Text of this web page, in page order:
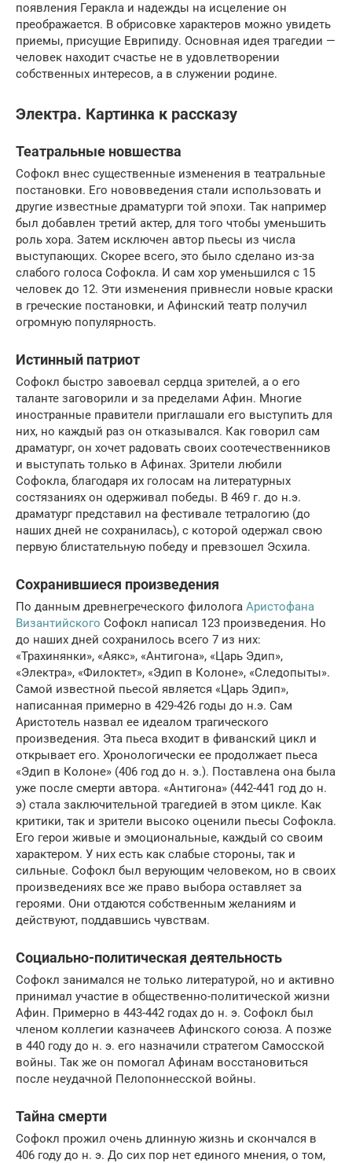
появления Геракла и надежды на исцеление он
преображается. В обрисовке характеров можно увидеть
приемы, присущие Еврипиду. Основная идея трагедии —
человек находит счастье не в удовлетворении
собственных интересов, а в служении родине.
Электра. Картинка к рассказу
Театральные новшества
Софокл внес существенные изменения в театральные
постановки. Его нововведения стали использовать и
другие известные драматурги той эпохи. Так например
был добавлен третий актер, для того чтобы уменьшить
роль хора. Затем исключен автор пьесы из числа
выступающих. Скорее всего, это было сделано из-за
слабого голоса Софокла. И сам хор уменьшился с 15
человек до 12. Эти изменения привнесли новые краски
в греческие постановки, и Афинский театр получил
огромную популярность.
Истинный патриот
Софокл быстро завоевал сердца зрителей, а о его
таланте заговорили и за пределами Афин. Многие
иностранные правители приглашали его выступить для
них, но каждый раз он отказывался. Как говорил сам
драматург, он хочет радовать своих соотечественников
и выступать только в Афинах. Зрители любили
Софокла, благодаря их голосам на литературных
состязаниях он одерживал победы. В 469 г. до н.э.
драматург представил на фестивале тетралогию (до
наших дней не сохранилась), с которой одержал свою
первую блистательную победу и превзошел Эсхила.
Сохранившиеся произведения
По данным древнегреческого филолога Аристофана
Византийского Софокл написал 123 произведения. Но
до наших дней сохранилось всего 7 из них:
«Трахинянки», «Аякс», «Антигона», «Царь Эдип»,
«Электра», «Филоктет», «Эдип в Колоне», «Следопыты».
Самой известной пьесой является «Царь Эдип»,
написанная примерно в 429-426 годы до н.э. Сам
Аристотель назвал ее идеалом трагического
произведения. Эта пьеса входит в фиванский цикл и
открывает его. Хронологически ее продолжает пьеса
«Эдип в Колоне» (406 год до н. э.). Поставлена она была
уже после смерти автора. «Антигона» (442-441 год до н.
э) стала заключительной трагедией в этом цикле. Как
критики, так и зрители высоко оценили пьесы Софокла.
Его герои живые и эмоциональные, каждый со своим
характером. У них есть как слабые стороны, так и
сильные. Софокл был верующим человеком, но в своих
произведениях все же право выбора оставляет за
героями. Они отдаются собственным желаниям и
действуют, поддавшись чувствам.
Социально-политическая деятельность
Софокл занимался не только литературой, но и активно
принимал участие в общественно-политической жизни
Афин. Примерно в 443-442 годах до н. э. Софокл был
членом коллегии казначеев Афинского союза. А позже
в 440 году до н. э. его назначили стратегом Самосской
войны. Так же он помогал Афинам восстановиться
после неудачной Пелопоннесской войны.
Тайна смерти
Софокл прожил очень длинную жизнь и скончался в
406 году до н. э. До сих пор нет единого мнения, о том,